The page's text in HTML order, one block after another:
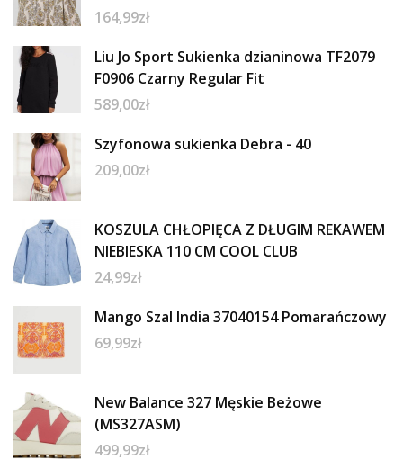
164,99zł
Liu Jo Sport Sukienka dzianinowa TF2079
F0906 Czarny Regular Fit
589,00zł
Szyfonowa sukienka Debra - 40
209,00zł
KOSZULA CHŁOPIĘCA Z DŁUGIM REKAWEM
NIEBIESKA 110 CM COOL CLUB
24,99zł
Mango Szal India 37040154 Pomarańczowy
69,99zł
New Balance 327 Męskie Beżowe
(MS327ASM)
499,99zł